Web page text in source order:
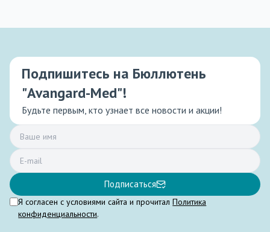
Подпишитесь на Бюллютень
"Avangard-Med"!
Будьте первым, кто узнает все новости и акции!
Подписаться
Я согласен с условиями сайта и прочитал Политика
конфиденциальности.